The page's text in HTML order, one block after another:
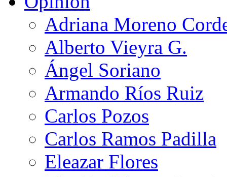
Adriana Moreno
Alberto Vieyra G.
Ángel Soriano
Armando Ríos Ruiz
Carlos Pozos
Carlos Ramos Padilla
Eleazar Flores